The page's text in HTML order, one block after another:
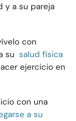
y a su pareja
con
su salud física
ejercicio en
con una
a su